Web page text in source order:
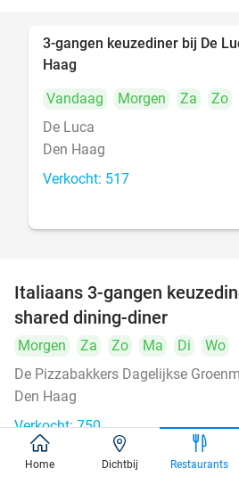
3-gangen keuzediner bij De
Haag
Vandaag
Morgen Za Zo
De Luca
Den Haag
Verkocht: 517
Italiaans 3-gangen
shared dining-diner
Morgen Za Zo Ma Di
Wo
De Pizzabakkers Dagelijkse
Den Haag
Verkocht: 750
Home Dichtbij Restaurants